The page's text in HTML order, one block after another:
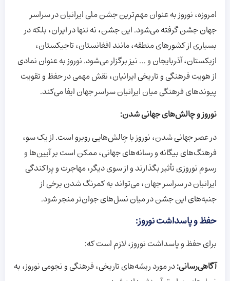
امروزه، نوروز به عنوان مهم‌ترین جشن ملی ایرانیان در سراسر
جهان جشن گرفته می‌شود. این جشن، نه تنها در ایران، بلکه در
بسیاری از کشورهای منطقه، مانند افغانستان، تاجیکستان،
ازبکستان، آذربایجان و … نیز برگزار می‌شود. نوروز به عنوان نمادی
از هویت فرهنگی و تاریخی ایرانیان، نقش مهمی در حفظ و تقویت
پیوندهای فرهنگی میان ایرانیان سراسر جهان ایفا می‌کند.
نوروز و چالش‌های جهانی شدن:
در عصر جهانی شدن، نوروز با چالش‌هایی روبرو است. از یک سو،
فرهنگ‌های بیگانه و رسانه‌های جهانی، ممکن است بر آیین‌ها و
رسوم نوروزی تأثیر بگذارند و از سوی دیگر، مهاجرت و پراکندگی
ایرانیان در سراسر جهان، می‌تواند به کمرنگ شدن برخی از
جنبه‌های این جشن در میان نسل‌های جوان‌تر منجر شود.
حفظ و پاسداشت نوروز:
برای حفظ و پاسداشت نوروز، لازم است که:
آگاهی‌رسانی:در مورد ریشه‌های تاریخی، فرهنگی و نجومی نوروز، به